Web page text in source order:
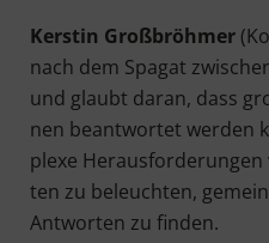
Kers­tin Groß­bröh­mer
nach dem Spa­gat
und glaubt dar­an, dass
nen beant­wor­tet wer­den
ple­xe
ten zu beleuch­ten,
Ant­wor­ten zu finden.